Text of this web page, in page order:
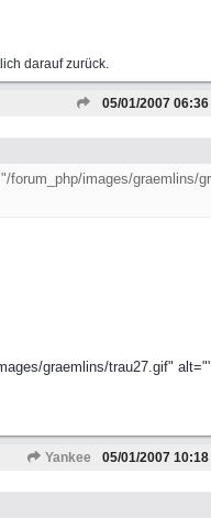
darauf zurück.
05/01/2007 06:36
forum_php/images/graemlins/
graemlins/trau27.gif"
Yankee 05/01/2007 10:18